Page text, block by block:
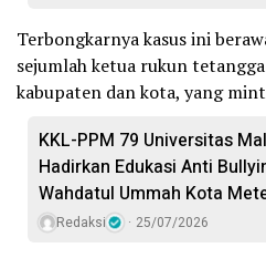
Terbongkarnya kasus ini
sejumlah ketua rukun
kabupaten dan kota, yang
KKL-PPM 79 Universitas
Hadirkan Edukasi Anti
Wahdatul Ummah Kota
Redaksi 25/07/2026